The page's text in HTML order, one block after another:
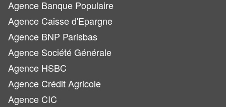
Agence Banque Populaire
Agence Caisse d'Epargne
Agence BNP Parisbas
Agence Société Générale
Agence HSBC
Agence Crédit Agricole
Agence CIC